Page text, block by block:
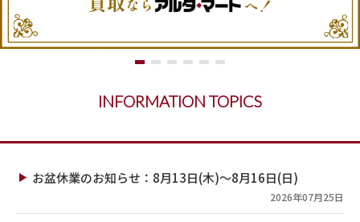
INFORMATION TOPICS
お盆休業のお知らせ：8月13日(木)～8月16日(日)
2026年07月25日